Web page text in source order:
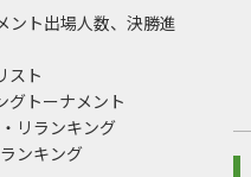
ント出場人数、決勝進
スト
グトーナメント
リランキング
ンキング